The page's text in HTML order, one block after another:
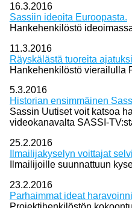
16.3.2016
Sassiin ideoita Euroopasta.
Hankehenkilöstö
11.3.2016
Räyskälästä tuoreita
Hankehenkilöstö vierailulla
5.3.2016
Historian ensimmäinen
Sassin Uutiset voit katsoa
videokanavalta SASSI-
25.2.2016
Ilmailijakyselyn voittajat
Ilmailijoille suunnattuun
23.2.2016
Parhaimmat ideat